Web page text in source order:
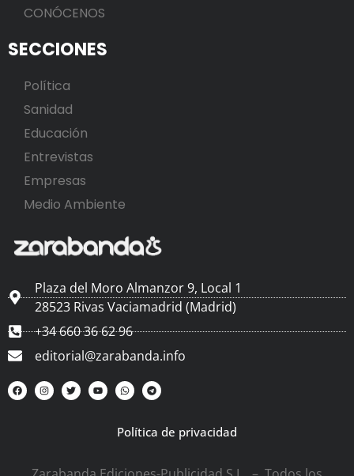
CONÓCENOS
SECCIONES
Política
Sanidad
Educación
Entrevistas
Empresas
Medio Ambiente
Plaza del Moro Almanzor 9, Local 1
28523 Rivas Vaciamadrid (Madrid)
+34 660 36 62 96
editorial@zarabanda.info
Política de privacidad